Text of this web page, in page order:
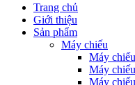
Trang chủ
Giới thiệu
Sản phẩm
Máy chiếu
Máy
Máy
Máy